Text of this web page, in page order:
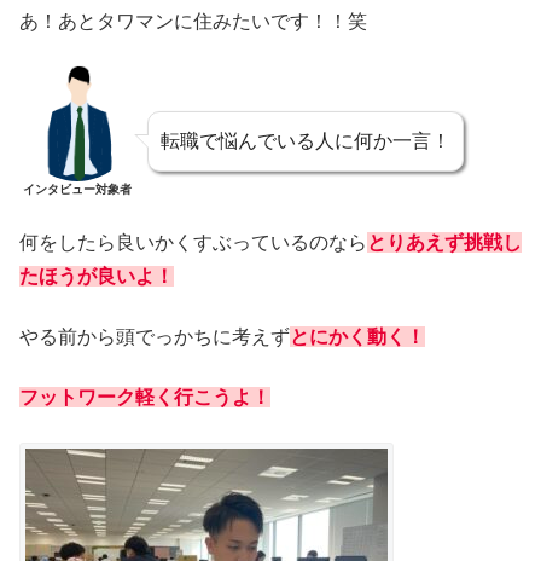
あ！あとタワマンに住みたいです！！笑
インタビュー対象者
転職で悩んでいる人に何か一言！
何をしたら良いかくすぶっているのなら とりあえず挑戦し
たほうが良いよ！
やる前から頭でっかちに考えずとにかく動く！
フットワーク軽く行こうよ！